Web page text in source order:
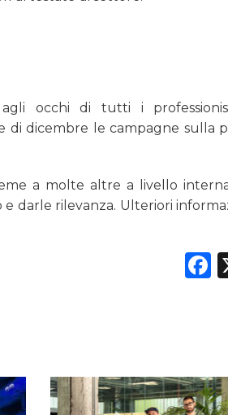
agli occhi di tutti i
di dicembre le campagne sulla
a molte altre a livello
darle rilevanza. Ulteriori